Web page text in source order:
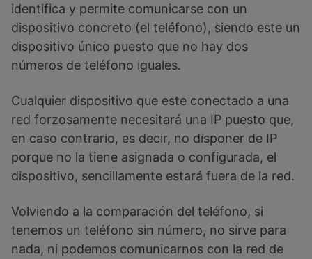
identifica y permite comunicarse con un
dispositivo concreto (el teléfono), siendo este un
dispositivo único puesto que no hay dos
números de teléfono iguales.
Cualquier dispositivo que este conectado a una
red forzosamente necesitará una IP puesto que,
en caso contrario, es decir, no disponer de IP
porque no la tiene asignada o configurada, el
dispositivo, sencillamente estará fuera de la red.
Volviendo a la comparación del teléfono, si
tenemos un teléfono sin número, no sirve para
nada, ni podemos comunicarnos con la red de